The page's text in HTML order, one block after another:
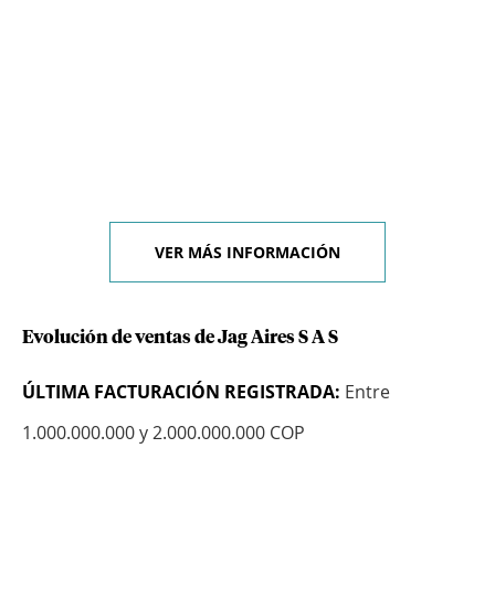
VER MÁS INFORMACIÓN
Evolución de ventas de Jag Aires S A S
ÚLTIMA FACTURACIÓN REGISTRADA: Entre
1.000.000.000 y 2.000.000.000 COP